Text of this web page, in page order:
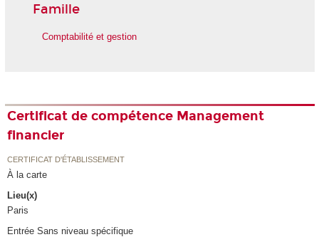
Famille
Comptabilité et gestion
Certificat de compétence Management
financier
CERTIFICAT D'ÉTABLISSEMENT
À la carte
Lieu(x)
Paris
Entrée Sans niveau spécifique